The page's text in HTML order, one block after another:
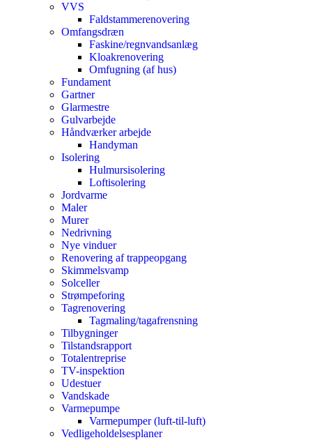
VVS
Faldstammerenovering
Omfangsdræn
Faskine/regnvandsanlæg
Kloakrenovering
Omfugning (af hus)
Fundament
Gartner
Glarmestre
Gulvarbejde
Håndværker arbejde
Handyman
Isolering
Hulmursisolering
Loftisolering
Jordvarme
Maler
Murer
Nedrivning
Nye vinduer
Renovering af trappeopgang
Skimmelsvamp
Solceller
Strømpeforing
Tagrenovering
Tagmaling/tagafrensning
Tilbygninger
Tilstandsrapport
Totalentreprise
TV-inspektion
Udestuer
Vandskade
Varmepumpe
Varmepumper (luft-til-luft)
Vedligeholdelsesplaner